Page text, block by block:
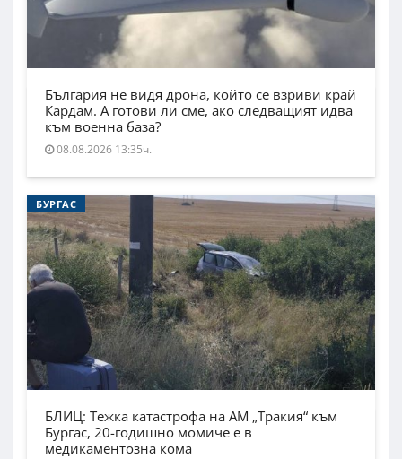
България не видя дрона, който се взриви край
Кардам. А готови ли сме, ако следващият идва
към военна база?
08.08.2026 13:35ч.
БУРГАС
БЛИЦ: Тежка катастрофа на АМ „Тракия“ към
Бургас, 20-годишно момиче е в
медикаментозна кома